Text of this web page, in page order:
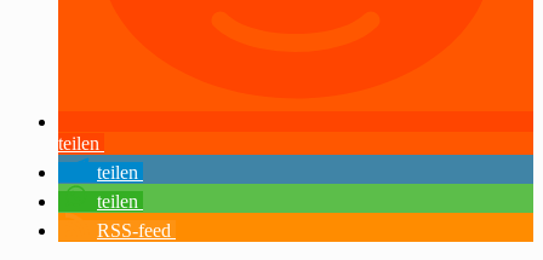
teilen
teilen
teilen
RSS-feed